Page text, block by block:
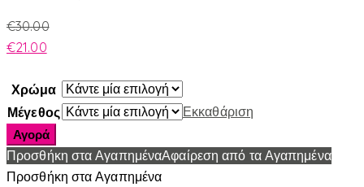
€30.00
€21.00
Χρώμα
Μέγεθος
Εκκαθάριση
Τζάκετ
για
αγόρι
Αγορά
Προσθήκη στα ΑγαπημέναΑφαίρεση από τα Αγαπημένα
Προσθήκη στα Αγαπημένα